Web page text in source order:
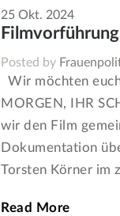
25 Okt. 2024
Posted by
Wir möchten
MORGEN, IHR
wir den Film
Dokumentation
Torsten Körner im
Read More